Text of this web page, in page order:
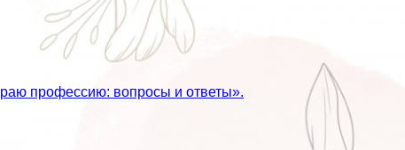
профессию: вопросы и ответы».